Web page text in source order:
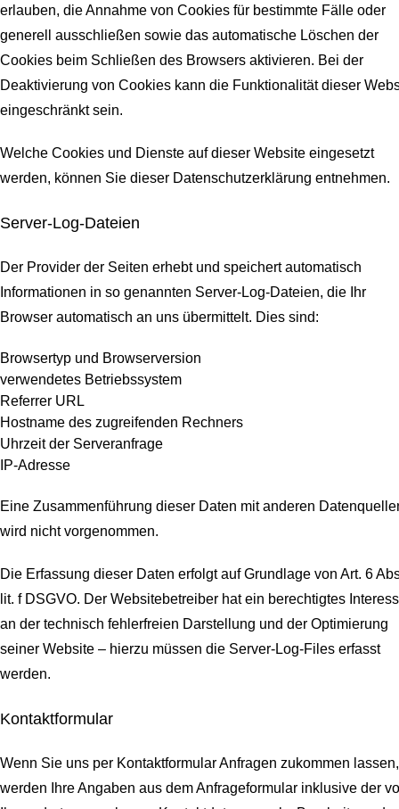
erlauben, die Annahme von Cookies für bestimmte Fälle oder
generell ausschließen sowie das automatische Löschen der
Cookies beim Schließen des Browsers aktivieren. Bei der
Deaktivierung von Cookies kann die Funktionalität dieser
eingeschränkt sein.
Welche Cookies und Dienste auf dieser Website eingesetzt
werden, können Sie dieser Datenschutzerklärung entnehmen.
Server-Log-Dateien
Der Provider der Seiten erhebt und speichert automatisch
Informationen in so genannten Server-Log-Dateien, die Ihr
Browser automatisch an uns übermittelt. Dies sind:
Browsertyp und Browserversion
verwendetes Betriebssystem
Referrer URL
Hostname des zugreifenden Rechners
Uhrzeit der Serveranfrage
IP-Adresse
Eine Zusammenführung dieser Daten mit anderen
wird nicht vorgenommen.
Die Erfassung dieser Daten erfolgt auf Grundlage von Art. 6
lit. f DSGVO. Der Websitebetreiber hat ein berechtigtes
an der technisch fehlerfreien Darstellung und der Optimierung
seiner Website – hierzu müssen die Server-Log-Files erfasst
werden.
Kontaktformular
Wenn Sie uns per Kontaktformular Anfragen zukommen lassen,
werden Ihre Angaben aus dem Anfrageformular inklusive der